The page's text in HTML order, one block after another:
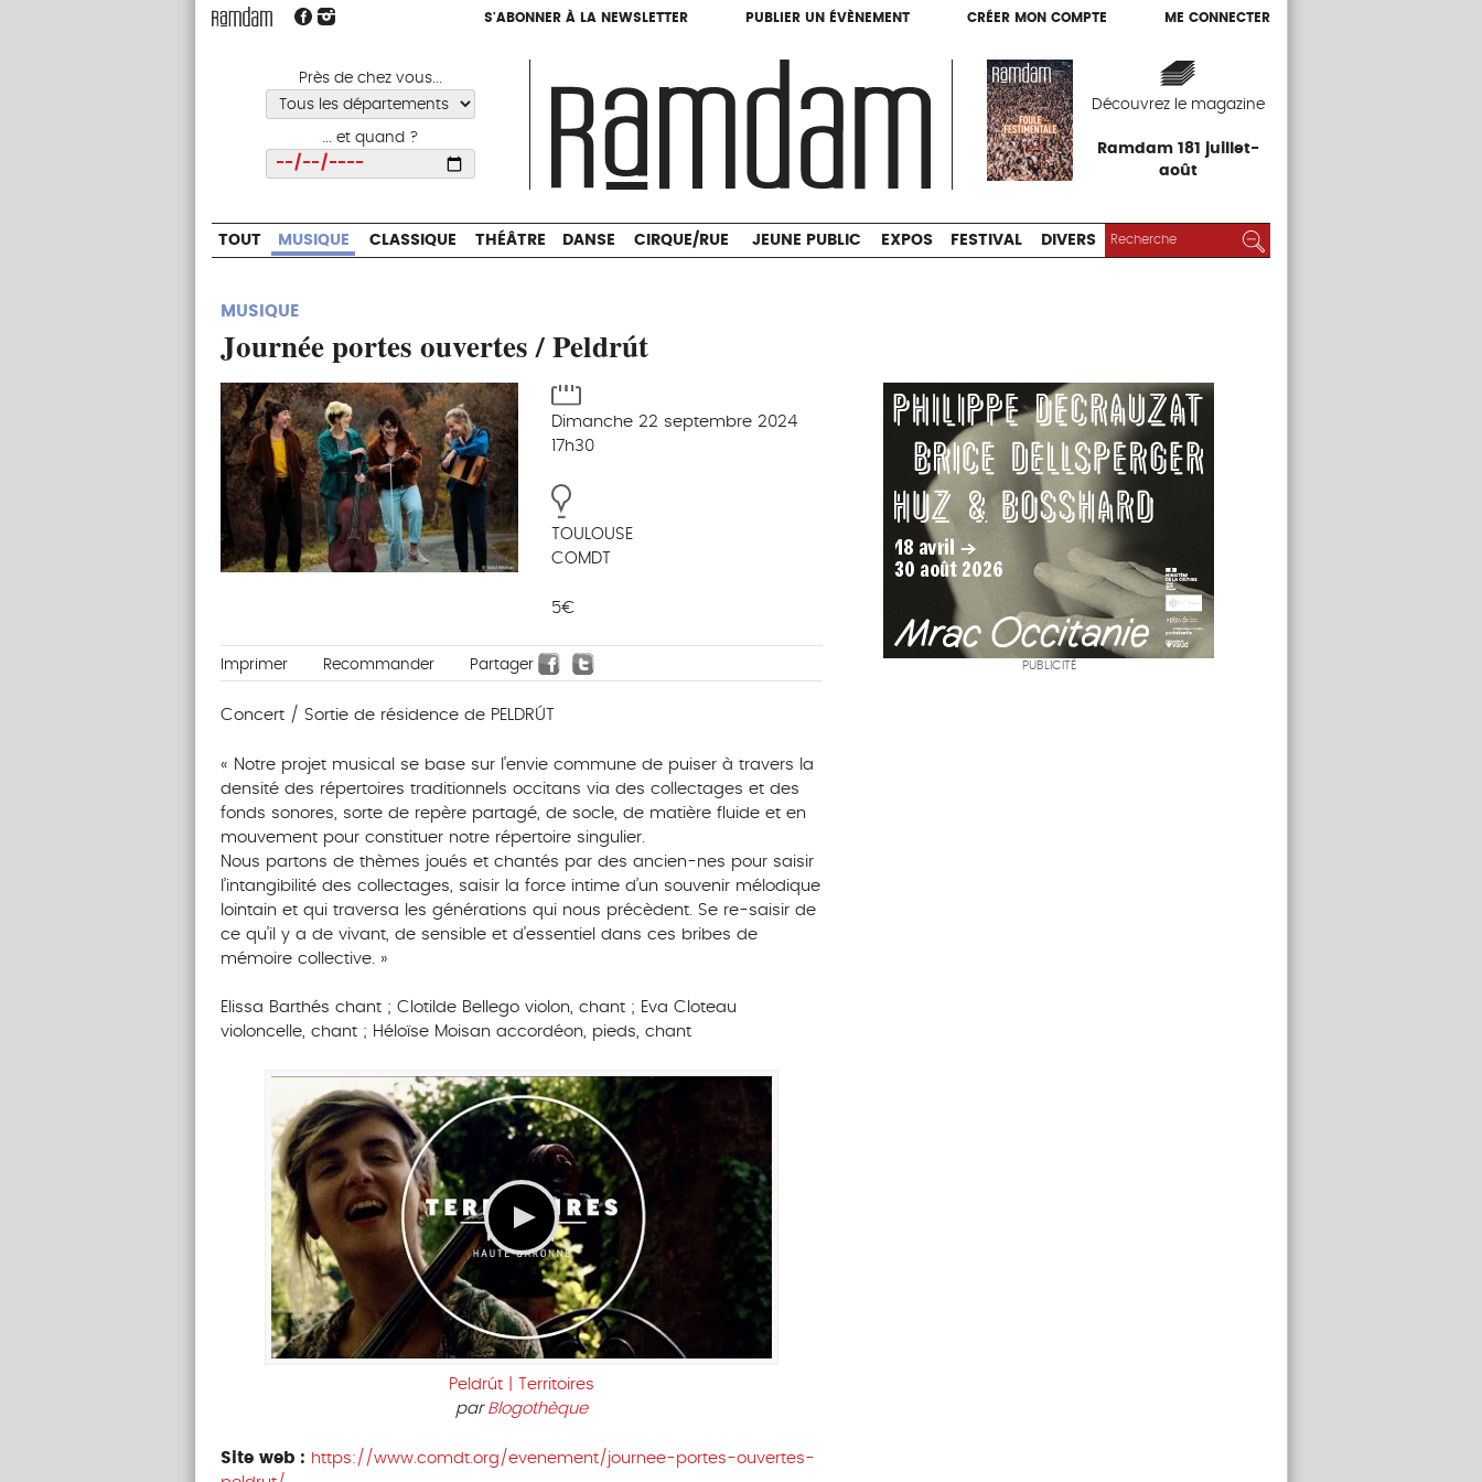
S'ABONNER À LA NEWSLETTER PUBLIER UN ÉVÈNEMENT CRÉER MON COMPTE ME CONNECTER
Près de chez vous...
... et quand ?
Découvrez le magazine
Ramdam 181 juillet-
août
S'ABONNER À LA NEWSLETTER PUBLIER UN ÉVÈNEMENT CRÉER MON COMPTE ME CONNECTER
CIRQUE/RUE JEUNE PUBLIC EXPOS
TOUT MUSIQUE CLASSIQUE THÉÂTRE DANSE CIRQUE/RUE JEUNE PUBLIC EXPOS FESTIVAL DIVERS RECHERCHER :
MUSIQUE
Journée portes ouvertes / Peldrút
Dimanche 22 septembre 2024
17h30
TOULOUSE
COMDT
5€
Imprimer Recommander Partager
Concert / Sortie de résidence de PELDRÚT
« Notre projet musical se base sur l’envie commune de puiser à travers la
densité des répertoires traditionnels occitans via des collectages et des
fonds sonores, sorte de repère partagé, de socle, de matière fluide et en
mouvement pour constituer notre répertoire singulier.
Nous partons de thèmes joués et chantés par des ancien-nes pour saisir
l’intangibilité des collectages, saisir la force intime d’un souvenir mélodique
lointain et qui traversa les générations qui nous précèdent. Se re-saisir de
ce qu’il y a de vivant, de sensible et d’essentiel dans ces bribes de
mémoire collective. »
Elissa Barthés chant ; Clotilde Bellego violon, chant ; Eva Cloteau
violoncelle, chant ; Héloïse Moisan accordéon, pieds, chant
Peldrút | Territoires
par Blogothèque
Site web : https://www.comdt.org/evenement/journee-portes-ouvertes-
PUBLICITÉ